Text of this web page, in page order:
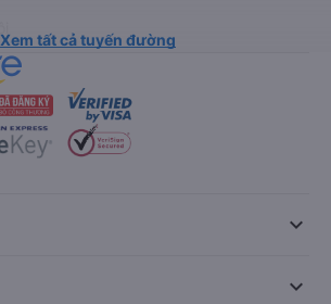
Xem tất cả tuyến đường
keyboard_arrow_down
keyboard_arrow_down